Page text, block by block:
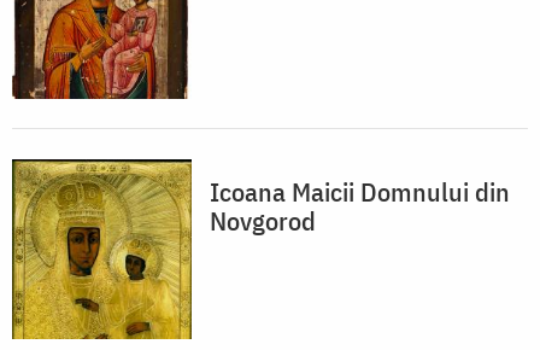
Icoana Maicii Domnului din
Novgorod